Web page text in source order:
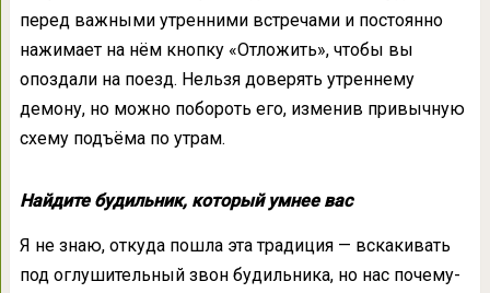
перед важными утренними встречами и постоянно
нажимает на нём кнопку «Отложить», чтобы вы
опоздали на поезд. Нельзя доверять утреннему
демону, но можно побороть его, изменив привычную
схему подъёма по утрам.
Найдите будильник, который умнее вас
Я не знаю, откуда пошла эта традиция — вскакивать
под оглушительный звон будильника, но нас почему-